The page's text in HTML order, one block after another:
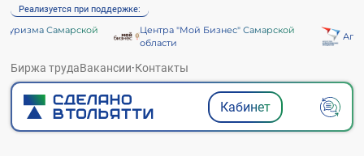
Реализуется при поддержке:
Самарской
Центра "Мой Бизнес" Самарской
области
Биржа трудаВакансии·Контакты
Кабинет